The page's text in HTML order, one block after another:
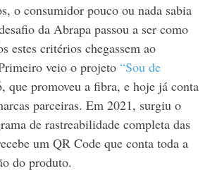
o consumidor pouco ou nada sabia
da Abrapa passou a ser como
estes critérios chegassem ao
veio o projeto “Sou de
que promoveu a fibra, e hoje já conta
parceiras. Em 2021, surgiu o
de rastreabilidade completa das
um QR Code que conta toda a
do produto.